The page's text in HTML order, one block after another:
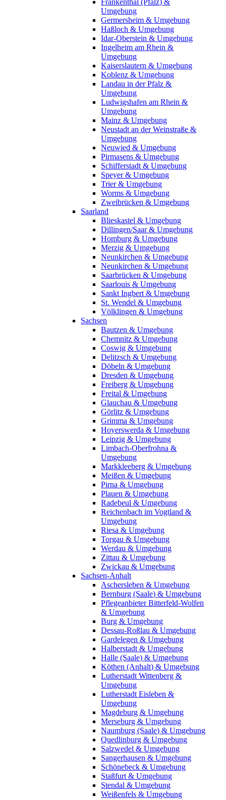
Frankenthal (Pfalz) &
Umgebung
Germersheim & Umgebung
Haßloch & Umgebung
Idar-Oberstein & Umgebung
Ingelheim am Rhein &
Umgebung
Kaiserslautern & Umgebung
Koblenz & Umgebung
Landau in der Pfalz &
Umgebung
Ludwigshafen am Rhein &
Umgebung
Mainz & Umgebung
Neustadt an der Weinstraße &
Umgebung
Neuwied & Umgebung
Pirmasens & Umgebung
Schifferstadt & Umgebung
Speyer & Umgebung
Trier & Umgebung
Worms & Umgebung
Zweibrücken & Umgebung
Saarland
Blieskastel & Umgebung
Dillingen/Saar & Umgebung
Homburg & Umgebung
Merzig & Umgebung
Neunkirchen & Umgebung
Neunkirchen & Umgebung
Saarbrücken & Umgebung
Saarlouis & Umgebung
Sankt Ingbert & Umgebung
St. Wendel & Umgebung
Völklingen & Umgebung
Sachsen
Bautzen & Umgebung
Chemnitz & Umgebung
Coswig & Umgebung
Delitzsch & Umgebung
Döbeln & Umgebung
Dresden & Umgebung
Freiberg & Umgebung
Freital & Umgebung
Glauchau & Umgebung
Görlitz & Umgebung
Grimma & Umgebung
Hoyerswerda & Umgebung
Leipzig & Umgebung
Limbach-Oberfrohna &
Umgebung
Markkleeberg & Umgebung
Meißen & Umgebung
Pirna & Umgebung
Plauen & Umgebung
Radebeul & Umgebung
Reichenbach im Vogtland &
Umgebung
Riesa & Umgebung
Torgau & Umgebung
Werdau & Umgebung
Zittau & Umgebung
Zwickau & Umgebung
Sachsen-Anhalt
Aschersleben & Umgebung
Bernburg (Saale) & Umgebung
Pflegeanbieter Bitterfeld-Wolfen
& Umgebung
Burg & Umgebung
Dessau-Roßlau & Umgebung
Gardelegen & Umgebung
Halberstadt & Umgebung
Halle (Saale) & Umgebung
Köthen (Anhalt) & Umgebung
Lutherstadt Wittenberg &
Umgebung
Lutherstadt Eisleben &
Umgebung
Magdeburg & Umgebung
Merseburg & Umgebung
Naumburg (Saale) & Umgebung
Quedlinburg & Umgebung
Salzwedel & Umgebung
Sangerhausen & Umgebung
Schönebeck & Umgebung
Staßfurt & Umgebung
Stendal & Umgebung
Weißenfels & Umgebung